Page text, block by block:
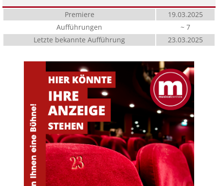
Premiere
19.03.2025
Aufführungen
~ 7
Letzte bekannte Aufführung
23.03.2025